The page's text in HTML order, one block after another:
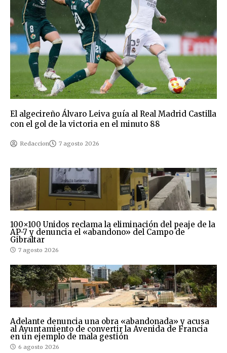
El algecireño Álvaro Leiva guía al Real Madrid Castilla
con el gol de la victoria en el minuto 88
Redaccion 7 agosto 2026
100×100 Unidos reclama la eliminación del peaje de la
AP-7 y denuncia el «abandono» del Campo de
Gibraltar
7 agosto 2026
Adelante denuncia una obra «abandonada» y acusa
al Ayuntamiento de convertir la Avenida de Francia
en un ejemplo de mala gestión
6 agosto 2026